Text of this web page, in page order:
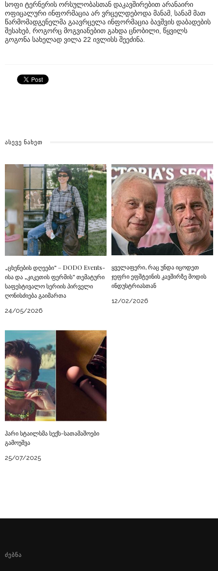
სოფი ტერნერის ორსულობასთან დაკავშირებით არანაირი
ოფიცალური ინფორმაცია არ ვრცელდებოდა მანამ, სანამ მათ
წარმომადგენელმა გაავრცელა ინფორმაცია ბავშვის დაბადების
შესახებ, როგორც მოგვიანებით გახდა ცნობილი, წყვილს
გოგონა სახელად ვილა 22 ივლისს შეეძინა.
ᲐᲡᲔᲕᲔ ᲜᲐᲮᲔᲗ
„ცხენების დღეები“ – DODO Events-
ისა და „კიკეთის ფერმის“ თემატური
საფესტივალო სერიის პირველი
ღონისძიება გაიმართა
24/05/2026
ყველაფერი, რაც უნდა იცოდეთ
ჯეფრი ეფშტეინის კავშირზე მოდის
ინდუსტრიასთან
12/02/2026
ჰარი სტაილსმა სექს-სათამაშოები
გამოუშვა
25/07/2025
ᲫᲔᲑᲜᲐ